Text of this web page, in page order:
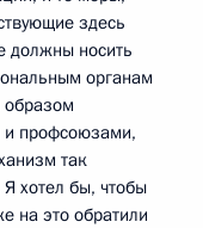
здесь
должны носить
органам
образом
и профсоюзами,
так
хотел бы, чтобы
на это обратили